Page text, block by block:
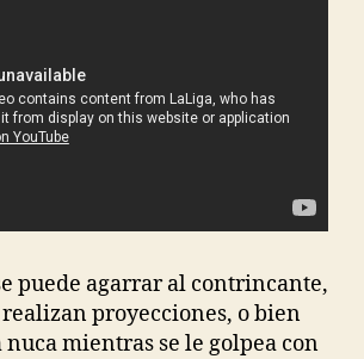
puede agarrar al contrincante,
realizan proyecciones, o bien
mientras se le golpea con